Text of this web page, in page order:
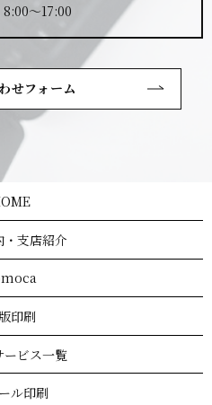
～17:00
せフォーム
・支店紹介
印刷
ービス一覧
ル印刷